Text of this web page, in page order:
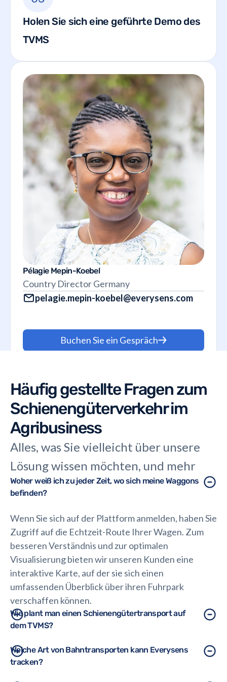
Holen Sie sich eine geführte Demo des
TVMS
Pélagie Mepin-Koebel
Country Director Germany
pelagie.mepin-koebel@everysens.com
Buchen Sie ein Gespräch
Häufig gestellte Fragen zum
Schienengüterverkehr im
Agribusiness
Alles, was Sie vielleicht über unsere
Lösung wissen möchten, und mehr
Woher weiß ich zu jeder Zeit, wo sich meine Waggons
befinden?
Wenn Sie sich auf der Plattform anmelden, haben Sie
Zugriff auf die Echtzeit-Route Ihrer Wagen. Zum
besseren Verständnis und zur optimalen
Visualisierung bieten wir unseren Kunden eine
interaktive Karte, auf der sie sich einen
umfassenden Überblick über ihren Fuhrpark
verschaffen können.
Wie plant man einen Schienengütertransport auf
dem TVMS?
Es ist ganz einfach! In unserem Modul Smart
Planning können Sie einen Transportauftrag als
Welche Art von Bahntransporten kann Everysens
tracken?